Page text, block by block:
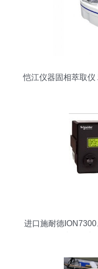
恺江仪器固相萃取
进口施耐德